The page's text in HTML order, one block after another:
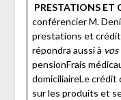
PRESTATIONS ET
conférencier M.
prestations et
répondra aussi à
pensionFrais
domiciliaireLe crédit
sur les produits et